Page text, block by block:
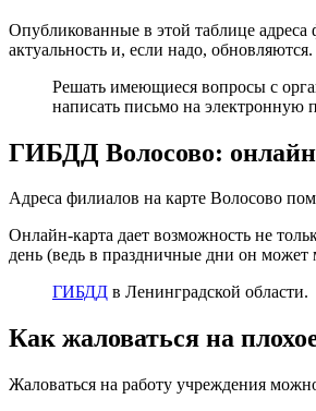
Опубликованные в этой таблице
актуальность и, если надо, обновляются.
Решать имеющиеся вопросы с
написать письмо на электронную
ГИБДД Волосово:
Адреса филиалов на карте Волосово
Онлайн-карта дает возможность не
день (ведь в праздничные дни он
ГИБДД в Ленинградской области.
Как жаловаться на
Жаловаться на работу учреждения